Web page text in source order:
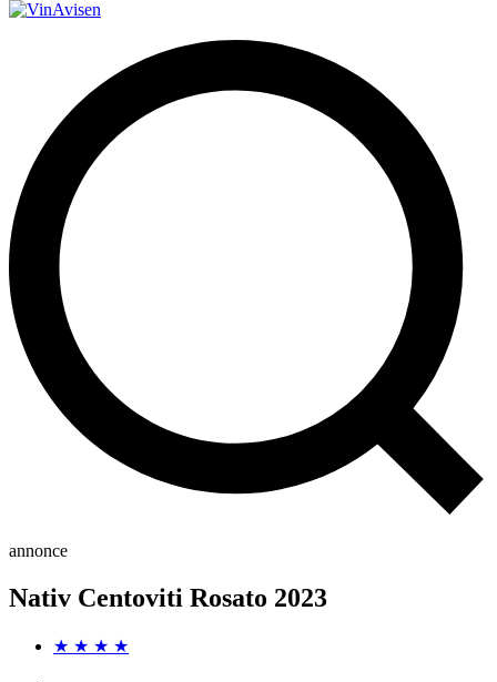
annonce
Nativ Centoviti Rosato 2023
★ ★ ★ ★